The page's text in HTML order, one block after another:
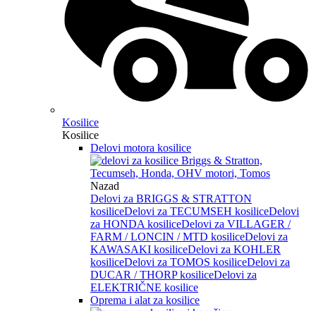
Kosilice
Kosilice
Delovi motora kosilice
Nazad
Delovi za BRIGGS & STRATTON
kosiliceDelovi za TECUMSEH kosiliceDelovi
za HONDA kosiliceDelovi za VILLAGER /
FARM / LONCIN / MTD kosiliceDelovi za
KAWASAKI kosiliceDelovi za KOHLER
kosiliceDelovi za TOMOS kosiliceDelovi za
DUCAR / THORP kosiliceDelovi za
ELEKTRIČNE kosilice
Oprema i alat za kosilice